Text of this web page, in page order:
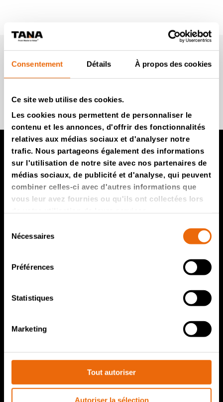
Consentement Détails À propos des cookies
Ce site web utilise des cookies.
Les cookies nous permettent de personnaliser le
contenu et les annonces, d'offrir des fonctionnalités
relatives aux médias sociaux et d'analyser notre
trafic. Nous partageons également des informations
sur l'utilisation de notre site avec nos partenaires de
médias sociaux, de publicité et d'analyse, qui peuvent
combiner celles-ci avec d'autres informations que
vous leur avez fournies ou qu'ils ont collectées lors
duNécessaires
Préférences
Statistiques
Marketing
Tout autoriser
Autoriser la sélection
Newsletter Tana
Produits TANA
Compacteur de décharges TANA
Service et ventes
À notre sujet
L’histoire de Tana